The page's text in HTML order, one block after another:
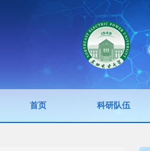
首页 科研队伍